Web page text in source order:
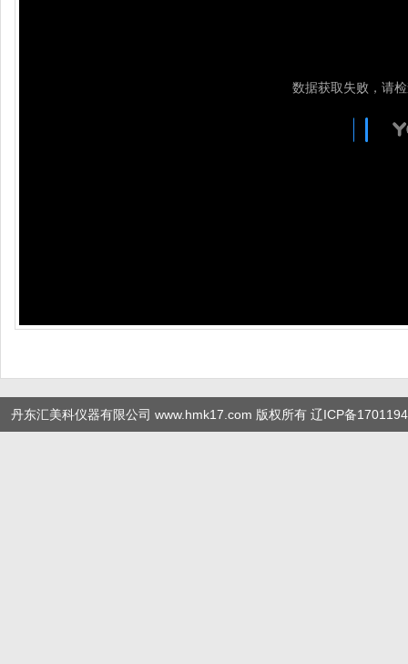
丹东汇美科仪器有限公司 www.hmk17.com 版权所有 辽ICP备